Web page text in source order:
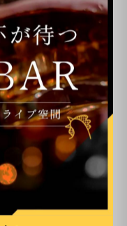
次のページ >